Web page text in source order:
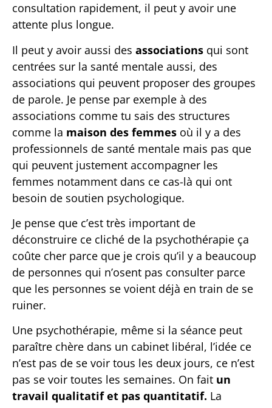
consultation rapidement, il peut y avoir une
attente plus longue.
Il peut y avoir aussi des associations qui sont
centrées sur la santé mentale aussi, des
associations qui peuvent proposer des groupes
de parole. Je pense par exemple à des
associations comme tu sais des structures
comme la maison des femmes où il y a des
professionnels de santé mentale mais pas que
qui peuvent justement accompagner les
femmes notamment dans ce cas-là qui ont
besoin de soutien psychologique.
Je pense que c’est très important de
déconstruire ce cliché de la psychothérapie ça
coûte cher parce que je crois qu’il y a beaucoup
de personnes qui n’osent pas consulter parce
que les personnes se voient déjà en train de se
ruiner.
Une psychothérapie, même si la séance peut
paraître chère dans un cabinet libéral, l’idée ce
n’est pas de se voir tous les deux jours, ce n’est
pas se voir toutes les semaines. On fait un
travail qualitatif et pas quantitatif. La